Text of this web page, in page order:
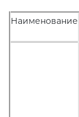
Наименование